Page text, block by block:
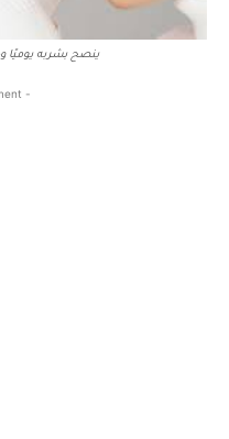
ينصح بشربه يوميًا
- Advertisement -